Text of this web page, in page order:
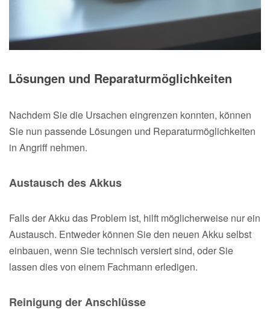
Lösungen und Reparaturmöglichkeiten
Nachdem Sie die Ursachen eingrenzen konnten, können
Sie nun passende Lösungen und Reparaturmöglichkeiten
in Angriff nehmen.
Austausch des Akkus
Falls der Akku das Problem ist, hilft möglicherweise nur ein
Austausch. Entweder können Sie den neuen Akku selbst
einbauen, wenn Sie technisch versiert sind, oder Sie
lassen dies von einem Fachmann erledigen.
Reinigung der Anschlüsse